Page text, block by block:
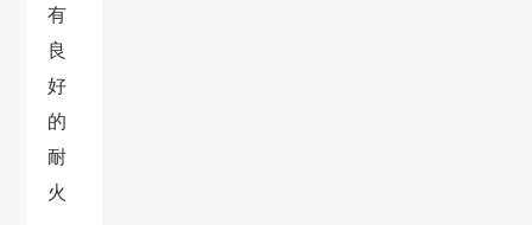
有
良
好
的
耐
火